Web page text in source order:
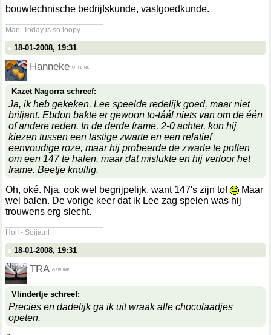
bouwtechnische bedrijfskunde, vastgoedkunde.
Man. Today is so loopy.
18-01-2008, 19:31
Hanneke
Kazet Nagorra schreef:
Ja, ik heb gekeken. Lee speelde redelijk goed, maar niet
briljant. Ebdon bakte er gewoon to-táál niets van om de één
of andere reden. In de derde frame, 2-0 achter, kon hij
kiezen tussen een lastige zwarte en een relatief
eenvoudige roze, maar hij probeerde de zwarte te potten
om een 147 te halen, maar dat mislukte en hij verloor het
frame. Beetje knullig.
Oh, oké. Nja, ook wel begrijpelijk, want 147's zijn tof
Maar
wel balen. De vorige keer dat ik Lee zag spelen was hij
trouwens erg slecht.
Hoi! - Soija.nl
18-01-2008, 19:31
TRA
Vlindertje schreef:
Precies en dadelijk ga ik uit wraak alle chocolaadjes
opeten.